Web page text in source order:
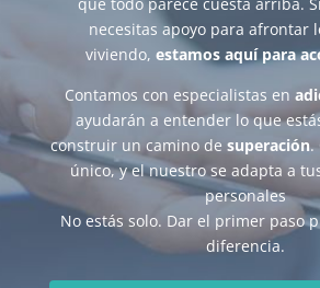
necesitas apoyo para afrontar
viviendo, estamos aquí para
Contamos con especialistas en
ayudarán a entender lo que
construir un camino desuperación.
único, y el nuestro se adapta a
personales
No estás solo. Dar el primer paso
diferencia.